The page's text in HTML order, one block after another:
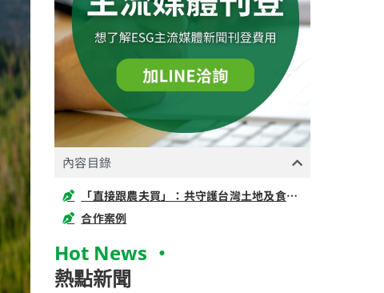
內容目錄
「直接跟農夫買」：共守護台灣土地及食安的友善耕種平台
合作案例
Hot News ‧
熱點新聞